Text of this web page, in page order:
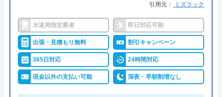
水110番を運営しているサイトの累計の問い合わせ
数が398万件と、非常に多くの人から頼りにされて
いる業者です。水回りに限らず約150品目のお家の
トラブルに対応しておりますので、お住まいのトラ
ブルならなんでも相談できます。
引用元： ミズラック
水道局指定業者 即日対応可能
出張・見積もり無料 割引キャンペーン
365日対応 24時間対応
現金以外の支払い可能 深夜・早朝割増なし